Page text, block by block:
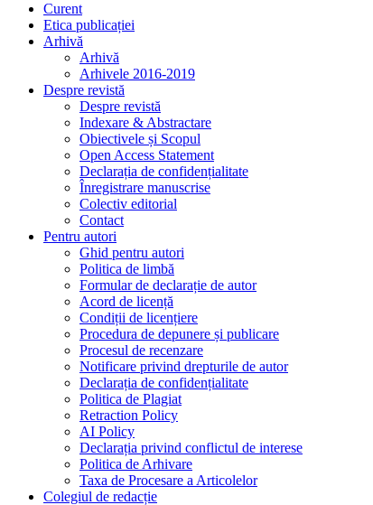
Curent
Etica publicației
Arhivă
Arhivă
Arhivele 2016-2019
Despre revistă
Despre revistă
Indexare & Abstractare
Obiectivele și Scopul
Open Access Statement
Declarația de confidențialitate
Înregistrare manuscrise
Colectiv editorial
Contact
Pentru autori
Ghid pentru autori
Politica de limbă
Formular de declarație de autor
Acord de licență
Condiții de licențiere
Procedura de depunere și publicare
Procesul de recenzare
Notificare privind drepturile de autor
Declarația de confidențialitate
Politica de Plagiat
Retraction Policy
AI Policy
Declarația privind conflictul de interese
Politica de Arhivare
Taxa de Procesare a Articolelor
Colegiul de redacție